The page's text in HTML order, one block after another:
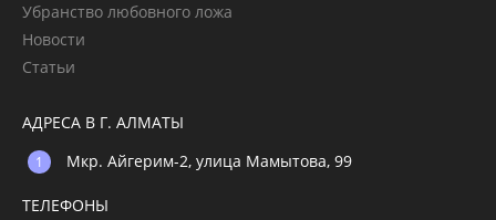
Убранство любовного ложа
Новости
Статьи
АДРЕСА В Г. АЛМАТЫ
Мкр. Айгерим-2, улица Мамытова, 99
ТЕЛЕФОНЫ